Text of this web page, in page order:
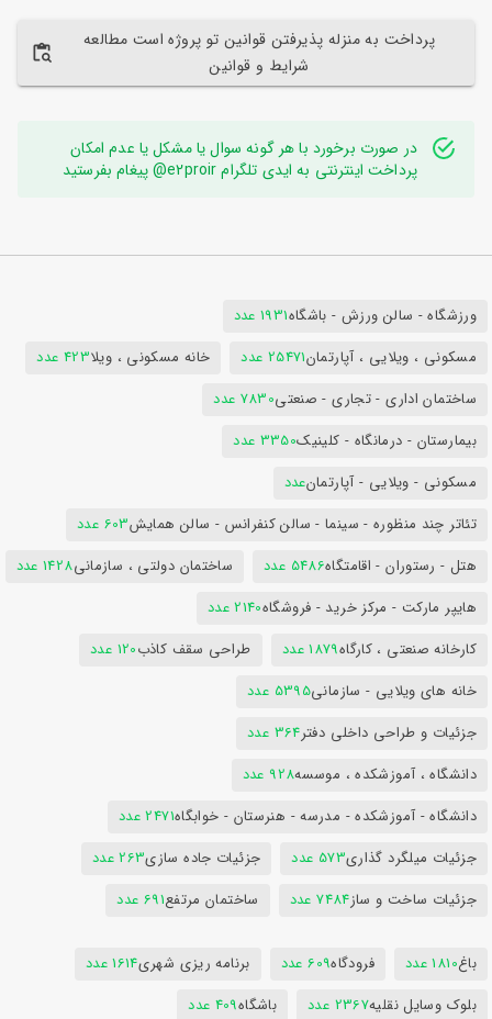
پرداخت به منزله پذیرفتن قوانین تو پروژه است مطالعه
شرایط و قوانین
در صورت برخورد با هر گونه سوال یا مشکل یا عدم امکان
پرداخت اینترنتی به ایدی تلگرام e2proir@ پیغام بفرستید
ورزشگاه - سالن ورزش - باشگاه1931 عدد
مسکونی ، ویلایی ، آپارتمان25471 عدد خانه مسکونی ، ویلا423 عدد
ساختمان اداری - تجاری - صنعتی7830 عدد
بیمارستان - درمانگاه - کلینیک3350 عدد
مسکونی - ویلایی - آپارتمانعدد
تئاتر چند منظوره - سینما - سالن کنفرانس - سالن همایش603 عدد
هتل - رستوران - اقامتگاه5486 عدد ساختمان دولتی ، سازمانی1428 عدد
هایپر مارکت - مرکز خرید - فروشگاه2140 عدد
کارخانه صنعتی ، کارگاه1879 عدد طراحی سقف کاذب120 عدد
خانه های ویلایی - سازمانی5395 عدد
جزئیات و طراحی داخلی دفتر364 عدد
دانشگاه ، آموزشکده ، موسسه928 عدد
دانشگاه - آموزشکده - مدرسه - هنرستان - خوابگاه2471 عدد
جزئیات میلگرد گذاری573 عدد جزئیات جاده سازی263 عدد
جزئیات ساخت و ساز7484 عدد ساختمان مرتفع691 عدد
باغ1810 عدد فرودگاه609 عدد برنامه ریزی شهری1614 عدد
بلوک وسایل نقلیه2367 عدد باشگاه409 عدد